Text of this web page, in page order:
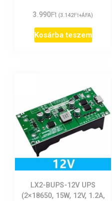
3.990Ft (3.142Ft+ÁFA)
Kosárba teszem
LX2-BUPS-12V UPS
(2×18650, 15W, 12V, 1.2A,